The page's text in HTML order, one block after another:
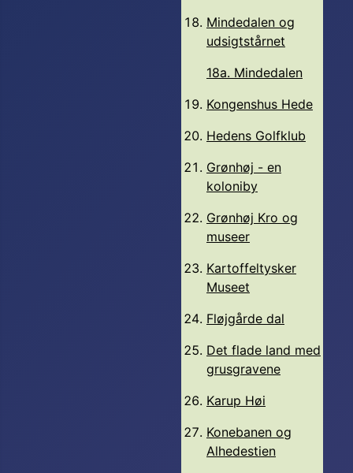
Mindedalen og
udsigtstårnet
18a. Mindedalen
Kongenshus Hede
Hedens Golfklub
Grønhøj - en
koloniby
Grønhøj Kro og
museer
Kartoffeltysker
Museet
Fløjgårde dal
Det flade land med
grusgravene
Karup Høi
Konebanen og
Alhedestien